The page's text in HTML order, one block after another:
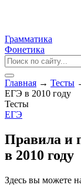
Грамматика
Фонетика
Главная → Тесты
ЕГЭ в 2010 году
Тесты
ЕГЭ
Правила и
в 2010 году
Здесь вы можете